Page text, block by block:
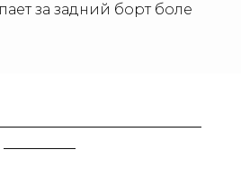
за задний борт боле